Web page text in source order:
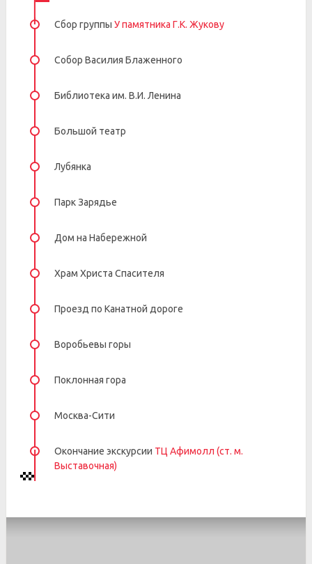
Сбор группы У памятника Г.К. Жукову
Собор Василия Блаженного
Библиотека им. В.И. Ленина
Большой театр
Лубянка
Парк Зарядье
Дом на Набережной
Храм Христа Спасителя
Проезд по Канатной дороге
Воробьевы горы
Поклонная гора
Москва-Сити
Окончание экскурсии ТЦ Афимолл (ст. м.
Выставочная)